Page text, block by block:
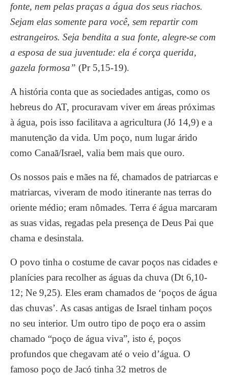
fonte, nem pelas praças a água dos seus riachos.
Sejam elas somente para você, sem repartir com
estrangeiros. Seja bendita a sua fonte, alegre-se com
a esposa de sua juventude: ela é corça querida,
gazela formosa” (Pr 5,15-19).
A história conta que as sociedades antigas, como os
hebreus do AT, procuravam viver em áreas próximas
à água, pois isso facilitava a agricultura (Jó 14,9) e a
manutenção da vida. Um poço, num lugar árido
como Canaã/Israel, valia bem mais que ouro.
Os nossos pais e mães na fé, chamados de patriarcas e
matriarcas, viveram de modo itinerante nas terras do
oriente médio; eram nômades. Terra é água marcaram
as suas vidas, regadas pela presença de Deus Pai que
chama e desinstala.
O povo tinha o costume de cavar poços nas cidades e
planícies para recolher as águas da chuva (Dt 6,10-
12; Ne 9,25). Eles eram chamados de ‘poços de água
das chuvas’. As casas antigas de Israel tinham poços
no seu interior. Um outro tipo de poço era o assim
chamado “poço de água viva”, isto é, poços
profundos que chegavam até o veio d’água. O
famoso poço de Jacó tinha 32 metros de